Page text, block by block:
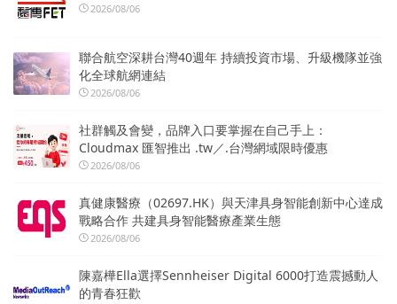
2026/08/06
聯合航空深耕台灣40週年 持續投資市場、升級機隊並強
化全球航網連結
2026/08/06
社群觸及會變，品牌入口要掌握在自己手上：
Cloudmax 匯智推出 .tw／.台灣網域限時優惠
2026/08/06
真健康醫療（02697.HK）與天津具身智能創新中心達成
戰略合作 共建具身智能醫療產業生態
2026/08/06
陳嘉樺Ella選擇Sennheiser Digital 6000打造震撼動人
的青春狂歡